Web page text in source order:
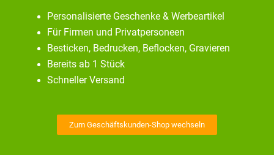
Personalisierte Geschenke & Werbeartikel
Für Firmen und Privatpersoneen
Besticken, Bedrucken, Beflocken, Gravieren
Bereits ab 1 Stück
Schneller Versand
Zum Geschäftskunden-Shop wechseln